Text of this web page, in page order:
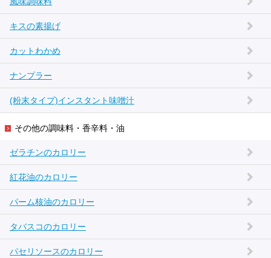
キスの素揚げ
カットわかめ
ナンプラー
(粉末タイプ)インスタント味噌汁
その他の調味料・香辛料・油
ゼラチンのカロリー
紅花油のカロリー
パーム核油のカロリー
タバスコのカロリー
パセリソースのカロリー